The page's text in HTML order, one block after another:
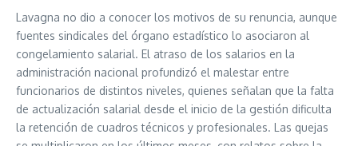
Lavagna no dio a conocer los motivos de su renuncia, aunque
fuentes sindicales del órgano estadístico lo asociaron al
congelamiento salarial. El atraso de los salarios en la
administración nacional profundizó el malestar entre
funcionarios de distintos niveles, quienes señalan que la falta
de actualización salarial desde el inicio de la gestión dificulta
la retención de cuadros técnicos y profesionales. Las quejas